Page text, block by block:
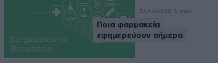
ΕΛΛΑΔΑ28 λ. πριν
Ποια φαρμακεία
εφημερεύουν σήμερα